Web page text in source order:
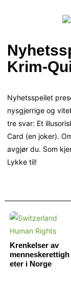
Krim-
Nyhetsspeilet
nysgjerrige og
tre svar: Et
Card (en joker).
avgjør du. Som
Lykke til!
Krenkelser av
menneskerettigh
eter i Norge